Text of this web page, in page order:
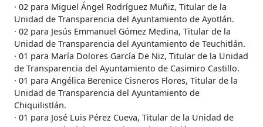
· 02 para Miguel Ángel Rodríguez Muñiz, Titular de la
Unidad de Transparencia del Ayuntamiento de Ayotlán.
· 02 para Jesús Emmanuel Gómez Medina, Titular de la
Unidad de Transparencia del Ayuntamiento de Teuchitlán.
· 01 para María Dolores García De Niz, Titular de la Unidad
de Transparencia del Ayuntamiento de Casimiro Castillo.
· 01 para Angélica Berenice Cisneros Flores, Titular de la
Unidad de Transparencia del Ayuntamiento de
Chiquilistlán.
· 01 para José Luis Pérez Cueva, Titular de la Unidad de